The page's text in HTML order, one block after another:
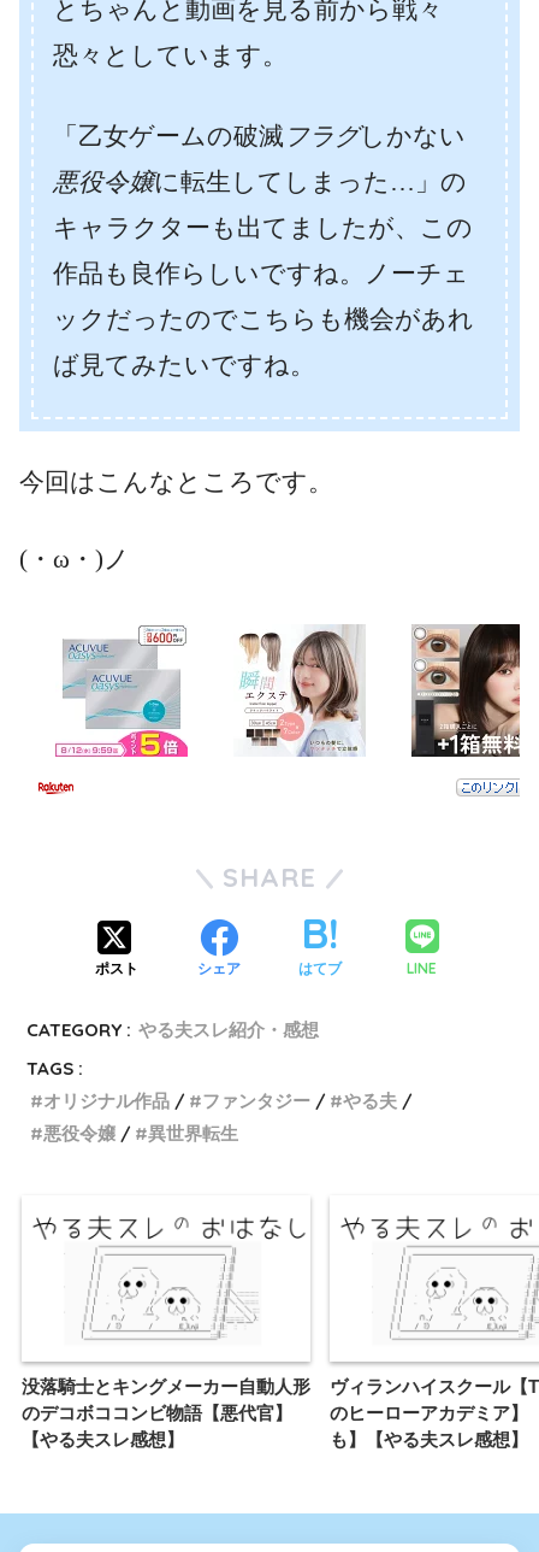
とちゃんと動画を見る前から戦々
恐々としています。
「乙女ゲームの破滅 フラグしかない
悪役令嬢に転生してしまった…」の
キャラクターも出てましたが、この
作品も良作らしいですね。ノーチェ
ックだったのでこちらも機会があれ
ば見てみたいですね。
今回はこんなところです。
(・ω・)ノ
SHARE
ポスト シェア はてブ LINE
CATEGORY : やる夫スレ紹介・感想
TAGS :
オリジナル作品
ファンタジー
やる夫
悪役令嬢
異世界転生
没落騎士とキングメーカー自動人形
のデコボココンビ物語【悪代官】
【やる夫スレ感想】
ヴィランハイスクール【
のヒーローアカデミア】
も】【やる夫スレ感想】